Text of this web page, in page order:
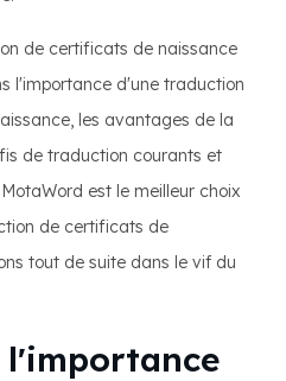
de certificats de naissance
l'importance d'une traduction
les avantages de la
de traduction courants et
est le meilleur choix
de certificats de
tout de suite dans le vif du
l'importance